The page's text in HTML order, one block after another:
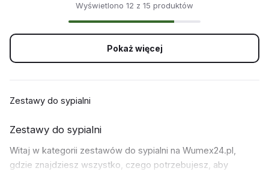
Wyświetlono 12 z 15 produktów
Pokaż więcej
Zestawy do sypialni
Zestawy do sypialni
Witaj w kategorii zestawów do sypialni na Wumex24.pl,
gdzie znajdziesz wszystko, czego potrzebujesz, aby